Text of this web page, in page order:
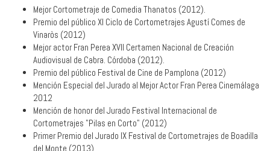
Mejor Cortometraje de Comedia Thanatos (2012).
Premio del público XI Ciclo de Cortometrajes Agustí Comes de
Vinaròs (2012)
Mejor actor Fran Perea XVII Certamen Nacional de Creación
Audiovisual de Cabra. Córdoba (2012).
Premio del público Festival de Cine de Pamplona (2012)
Mención Especial del Jurado al Mejor Actor Fran Perea Cinemálaga
2012
Mención de honor del Jurado Festival Internacional de
Cortometrajes "Pilas en Corto" (2012)
Primer Premio del Jurado IX Festival de Cortometrajes de Boadilla
del Monte (2013)